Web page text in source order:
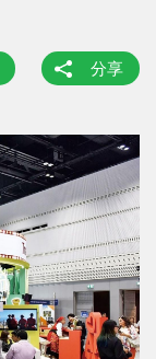
分享